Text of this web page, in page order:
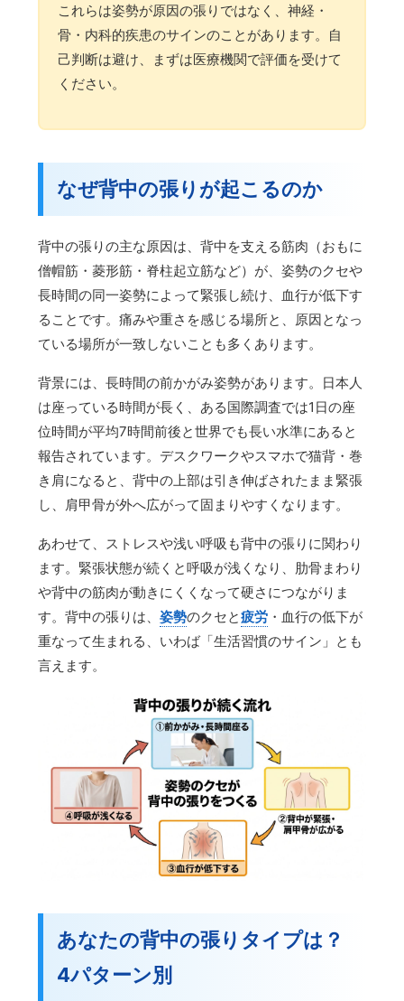
これらは姿勢が原因の張りではなく、神経・
骨・内科的疾患のサインのことがあります。自
己判断は避け、まずは医療機関で評価を受けて
ください。
なぜ背中の張りが起こるのか
背中の張りの主な原因は、背中を支える筋肉（おもに
僧帽筋・菱形筋・脊柱起立筋など）が、姿勢のクセや
長時間の同一姿勢によって緊張し続け、血行が低下す
ることです。痛みや重さを感じる場所と、原因となっ
ている場所が一致しないことも多くあります。
背景には、長時間の前かがみ姿勢があります。日本人
は座っている時間が長く、ある国際調査では1日の座
位時間が平均7時間前後と世界でも長い水準にあると
報告されています。デスクワークやスマホで猫背・巻
き肩になると、背中の上部は引き伸ばされたまま緊張
し、肩甲骨が外へ広がって固まりやすくなります。
あわせて、ストレスや浅い呼吸も背中の張りに関わり
ます。緊張状態が続くと呼吸が浅くなり、肋骨まわり
や背中の筋肉が動きにくくなって硬さにつながりま
す。背中の張りは、姿勢のクセと疲労 ・血行の低下が
重なって生まれる、いわば「生活習慣のサイン」とも
言えます。
あなたの背中の張りタイプは？
4パターン別